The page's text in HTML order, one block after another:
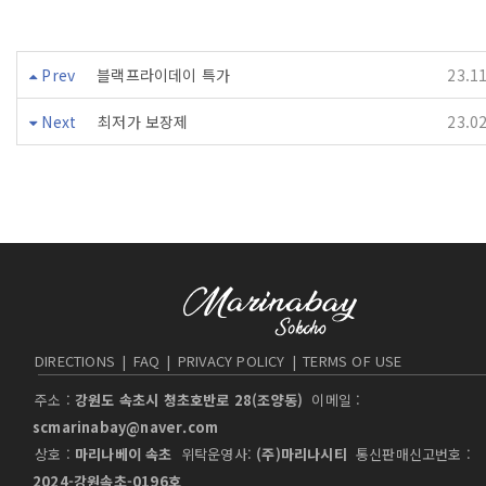
Prev 블랙프라이데이 특가
Next 최저가 보장제
DIRECTIONS | FAQ | PRIVACY POLICY | TERMS OF USE
주소 : 강원도 속초시 청초호반로 28(조양동) 이메일 :
scmarinabay@naver.com
상호 : 마리나베이 속초 위탁운영사: (주)마리나시티 통신판매신고번호 :
2024-강원속초-0196호